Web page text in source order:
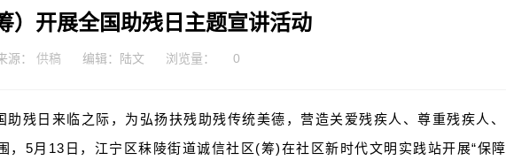
）开展全国助残日主题宣讲活动
： 供稿 编辑：陆文 浏览量： 0
助残日来临之际，为弘扬扶残助残传统美德，营造关爱残疾人、尊重残疾人、
，5月13日，江宁区秣陵街道诚信社区(筹)在社区新时代文明实践站开展“保障